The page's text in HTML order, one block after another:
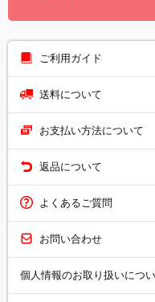
ご利用ガイド
送料について
お支払い方法について
返品について
よくあるご質問
お問い合わせ
個人情報のお取り扱いにつ